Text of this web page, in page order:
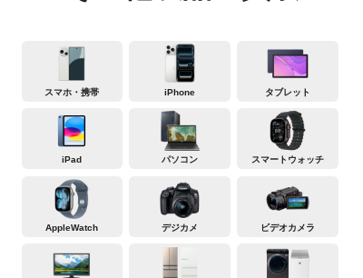
スマホ・携帯 iPhone タブレット
iPad パソコン スマートウォッチ
AppleWatch デジカメ ビデオカメラ